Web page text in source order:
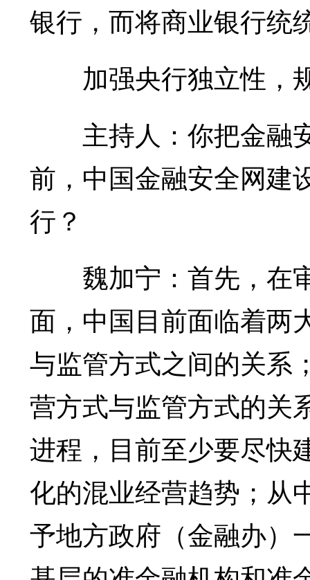
银行，而将商业银行统
加强央行独立性，
主持人：你把金融
前，中国金融安全网建
行？
魏加宁：首先，在
面，中国目前面临着两
与监管方式之间的关系
营方式与监管方式的关
进程，目前至少要尽快
化的混业经营趋势；从
予地方政府（金融办）